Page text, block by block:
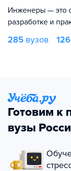
Инженеры — это
разработке и
285 вузов 126
Готовим к
вузы